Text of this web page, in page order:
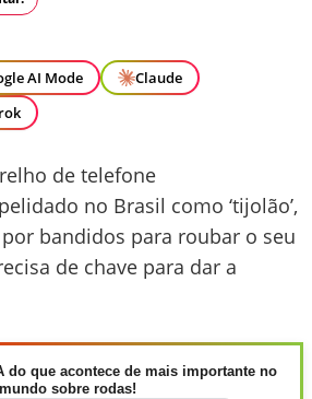
AI Mode
Claude
de telefone
no Brasil como ‘tijolão’,
bandidos para roubar o seu
de chave para dar a
do que acontece de mais importante no
mundo sobre rodas!